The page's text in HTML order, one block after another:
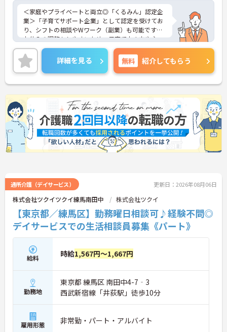
＜家庭やプライベートと両立◎「くるみん」認定企
業＞「子育てサポート企業」として認定を受けてお
り、シフトの相談やWワーク（副業）も可能です。
お休みの調整もしやすいため、子育て中の方や主
婦・主夫の方も無理なく活躍しています。夜勤がな
く、日勤中心のデイサービスなので生活リズムも整
えやすく、プライベートな時間もしっかり確保でき
る働きやすい職場です。
＜ありがとう」が嬉しい！工夫とアイデアが活きる
仕事＞食事や入浴の介助だけでなく、レクリエーシ
ョンの企画や実施も大切なお仕事です。「どんな工
夫をしたら喜んでいただけるか」をスタッフみんな
で考え、アイデアを形にしていきます。お客様から
直接「ありがとう」と感謝の言葉をいただけたり、
信頼関係が深まっていく喜びを感じられるのが大き
なやりがいです。介護度が比較的高くないため、身
詳細を見る 無料 紹介してもらう
通所介護（デイサービス） 更新日：2026年08月06日
株式会社ツクイツクイ練馬南田中 株式会社ツクイ
【東京都／練馬区】勤務曜日相談可♪経験不問◎
デイサービスでの生活相談員募集《パート》
給料 時給1,567円～1,667円
勤務地
東京都 練馬区 南田中4-7‐3
西武新宿線「井荻駅」徒歩10分
雇用形態 非常勤・パート・アルバイト